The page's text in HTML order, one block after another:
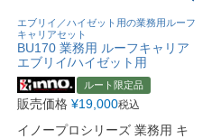
エブリイ／ハイゼット用の業務用ルーフ
キャリアセット
BU170 業務用 ルーフキャリア
エブリイ/ハイゼット用
ルート限定品
販売価格 ¥19,000税込
イノープロシリーズ 業務用 キ